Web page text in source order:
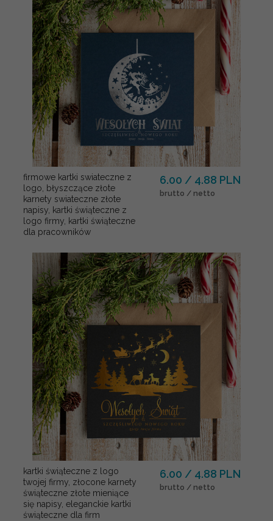
firmowe kartki swiateczne z
logo, błyszczące złote
karnety swiateczne złote
napisy, kartki świąteczne z
logo firmy, kartki świąteczne
dla pracowników
6.00 / 4.88 PLN
brutto / netto
kartki świąteczne z logo
twojej firmy, złocone karnety
świąteczne złote mieniące
się napisy, eleganckie kartki
świąteczne dla firm
6.00 / 4.88 PLN
brutto / netto